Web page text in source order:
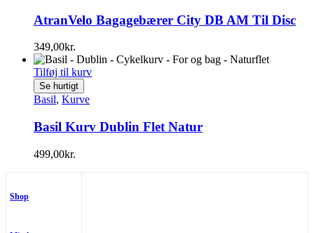
AtranVelo Bagagebærer City DB AM Til Disc
349,00kr.
Tilføj til kurv
Se hurtigt
Basil, Kurve
Basil Kurv Dublin Flet Natur
499,00kr.
Shop